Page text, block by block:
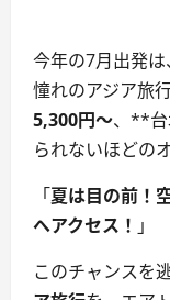
今年の7月出発
憧れのアジア旅
5,300円～、**台
られないほどの
「夏は目の前！
へアクセス！ 」
このチャンスを